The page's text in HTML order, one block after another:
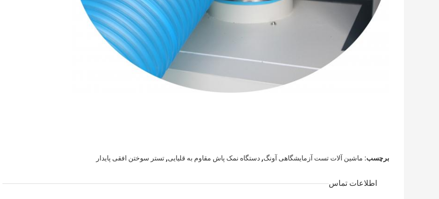
برچسب: ماشین آلات تست آزمایشگاهی آونگ, دستگاه نمک پاش مقاوم به قلیایی, تستر سوختن افقی پایدار
اطلاعات تماس